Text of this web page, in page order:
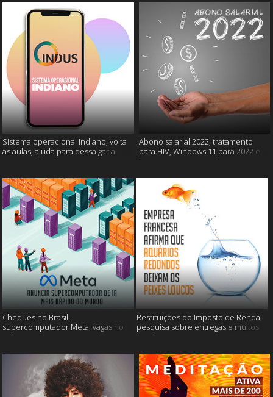
Sistema operacional indiano, volta
as aulas, ajuda para dessalgar a
Abono salarial 2022, tratamento
para HIV, Windows 11 para 2022 e
Cheques no Brasil,
supercomputador Meta, vagas no
Restituições do Imposto de Renda,
pesquisa sobre entregas e muitos